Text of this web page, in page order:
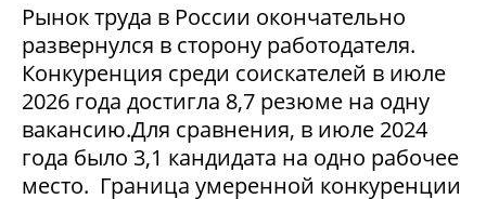
Рынок труда в России окончательно
развернулся в сторону работодателя.
Конкуренция среди соискателей в июле
2026 года достигла 8,7 резюме на одну
вакансию.Для сравнения, в июле 2024
года было 3,1 кандидата на одно рабочее
место. Граница умеренной конкуренции